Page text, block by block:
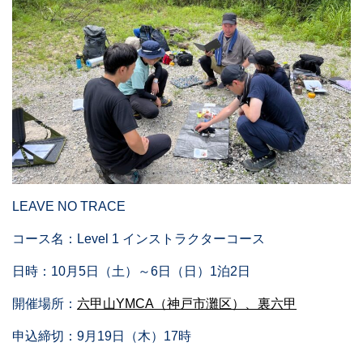
LEAVE NO TRACE
コース名：Level 1 インストラクターコース
日時：10月5日（土）～6日（日）1泊2日
開催場所： 六甲山YMCA（神戸市灘区）、裏六甲
申込締切：9月19日（木）17時